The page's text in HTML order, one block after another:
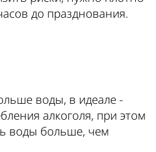
до празднования.
воды, в идеале -
алкоголя, при этом
воды больше, чем